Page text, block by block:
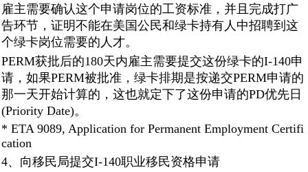
雇主需要确认这个申请岗位的工资标准，并且完成打广
告环节，证明不能在美国公民和绿卡持有人中招聘到这
个绿卡岗位需要的人才。
PERM获批后的180天内雇主需要提交这份绿卡的I-140申
请，如果PERM被批准，绿卡排期是按递交PERM申请的
那一天开始计算的，这也就定下了这份申请的PD优先日
(Priority Date)。
* ETA 9089, Application for Permanent Employment Certifi
cation
4、向移民局提交I-140职业移民资格申请